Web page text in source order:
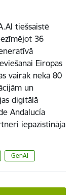
tiešsaistē
36
Eiropas
vairāk nekā 80
un
digitālā
Andalucía
iepazīstināja
GenAI